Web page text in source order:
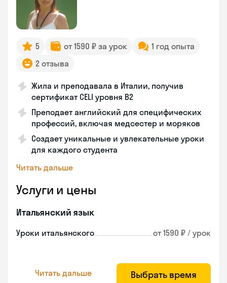
5 от 1590 ₽ за урок
1 год опыта
2 отзыва
Жила и преподавала в Италии, получив
сертификат CELI уровня В2
Преподает английский для специфических
профессий, включая медсестер и моряков
Создает уникальные и увлекательные уроки
для каждого студента
Читать дальше
Услуги и цены
Итальянский язык
Уроки итальянского от 1590 ₽ / урок
Читать дальше Выбрать время